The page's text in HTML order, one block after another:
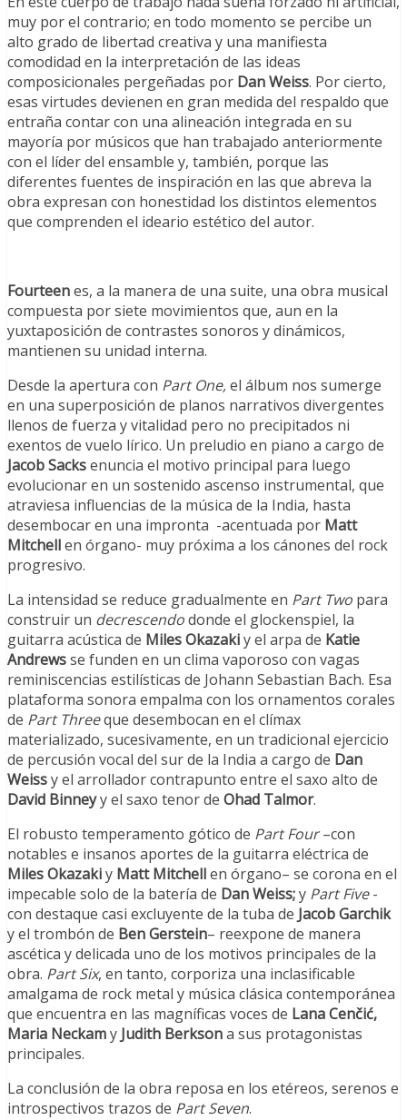
muy por el contrario; en todo momento se percibe un
alto grado de libertad creativa y una manifiesta
comodidad en la interpretación de las ideas
composicionales pergeñadas por Dan Weiss. Por cierto,
esas virtudes devienen en gran medida del respaldo que
entraña contar con una alineación integrada en su
mayoría por músicos que han trabajado anteriormente
con el líder del ensamble y, también, porque las
diferentes fuentes de inspiración en las que abreva la
obra expresan con honestidad los distintos elementos
que comprenden el ideario estético del autor.
Fourteenes, a la manera de una suite, una obra musical
compuesta por siete movimientos que, aun en la
yuxtaposición de contrastes sonoros y dinámicos,
mantienen su unidad interna.
Desde la apertura con Part One,el álbum nos sumerge
en una superposición de planos narrativos divergentes
llenos de fuerza y vitalidad pero no precipitados ni
exentos de vuelo lírico. Un preludio en piano a cargo de
Jacob Sacksenuncia el motivo principal para luego
evolucionar en un sostenido ascenso instrumental, que
atraviesa influencias de la música de la India, hasta
desembocar en una impronta -acentuada por Matt
Mitchellen órgano- muy próxima a los cánones del rock
progresivo.
La intensidad se reduce gradualmente en Part Two para
construir un decrescendodonde el glockenspiel, la
guitarra acústica de Miles Okazakiy el arpa de Katie
Andrewsse funden en un clima vaporoso con vagas
reminiscencias estilísticas de Johann Sebastian Bach. Esa
plataforma sonora empalma con los ornamentos corales
de Part Threeque desembocan en el clímax
materializado, sucesivamente, en un tradicional ejercicio
de percusión vocal del sur de la India a cargo de Dan
Weissy el arrollador contrapunto entre el saxo alto de
David Binneyy el saxo tenor de Ohad Talmor.
El robusto temperamento gótico de Part Four–con
notables e insanos aportes de la guitarra eléctrica de
Miles Okazakiy Matt Mitchellen órgano– se corona en el
impecable solo de la batería de Dan Weiss;y Part Five-
con destaque casi excluyente de la tuba de Jacob Garchik
y el trombón de Ben Gerstein– reexpone de manera
ascética y delicada uno de los motivos principales de la
obra. Part Six, en tanto, corporiza una inclasificable
amalgama de rock metal y música clásica contemporánea
que encuentra en las magníficas voces de Lana Cenčić,
Maria Neckamy Judith Berksona sus protagonistas
principales.
La conclusión de la obra reposa en los etéreos, serenos e
introspectivos trazos de Part Seven.